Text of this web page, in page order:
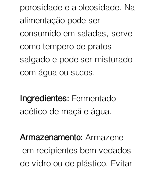
porosidade e a oleosidade. Na
alimentação pode ser
consumido em saladas, serve
como tempero de pratos
salgado e pode ser misturado
com água ou sucos.
Ingredientes: Fermentado
acético de maçã e água.
Armazenamento: Armazene
em recipientes bem vedados
de vidro ou de plástico. Evitar